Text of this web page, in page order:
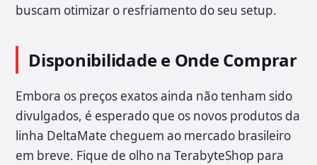
buscam otimizar o resfriamento do seu setup.
Disponibilidade e Onde Comprar
Embora os preços exatos ainda não tenham sido
divulgados, é esperado que os novos produtos da
linha DeltaMate cheguem ao mercado brasileiro
em breve. Fique de olho na TerabyteShop para